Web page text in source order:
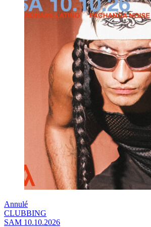
Annulé
CLUBBING
SAM 10.10.2026